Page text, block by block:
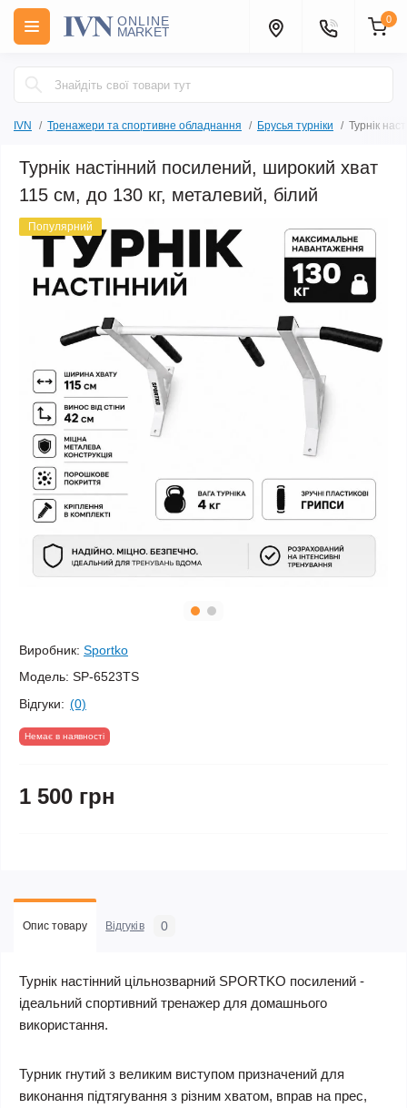
0
IVN Тренажери та спортивне обладнання Брусья турніки Турнік
Турнік настінний посилений, широкий хват
115 см, до 130 кг, металевий, білий
Популярний
Виробник: Sportko
Модель: SP-6523TS
Відгуки: (0)
Немає в наявності
1 500 грн
Опис товару Відгуків 0
Турнік настінний цільнозварний SPORTKO посилений -
ідеальний спортивний тренажер для домашнього
використання.
Турник гнутий з великим виступом призначений для
виконання підтягування з різним хватом, вправ на прес,